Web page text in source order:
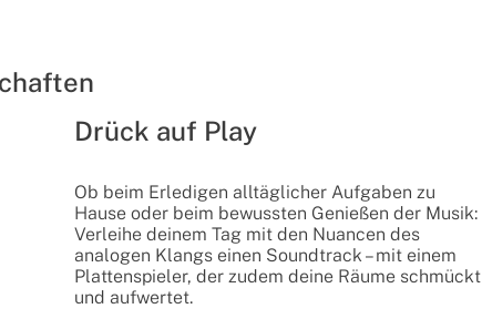
Drück auf Play
Ob beim Erledigen alltäglicher Aufgaben zu
Hause oder beim bewussten Genießen der Musik:
Verleihe deinem Tag mit den Nuancen des
analogen Klangs einen Soundtrack – mit einem
Plattenspieler, der zudem deine Räume schmückt
und aufwertet.